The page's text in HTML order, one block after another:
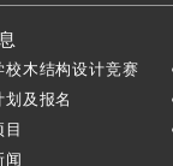
校木结构设计竞赛
划及报名
闻